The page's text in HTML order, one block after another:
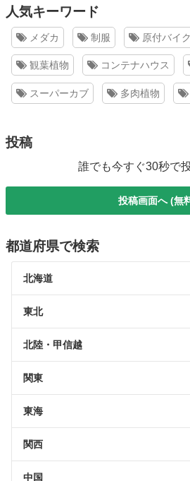
人気キーワード
メダカ 制服 原付バイク
観葉植物 コンテナハウス
スーパーカブ 多肉植物
投稿
誰でも今すぐ30秒で
投稿画面へ (無
都道府県で検索
北海道
東北
北陸・甲信越
関東
東海
関西
中国